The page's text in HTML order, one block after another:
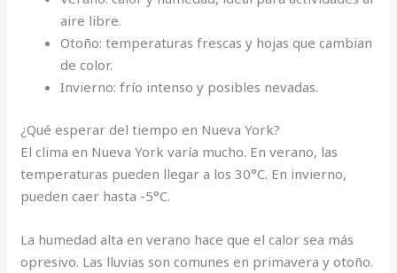
aire libre.
Otoño: temperaturas frescas y hojas que cambian
de color.
Invierno: frío intenso y posibles nevadas.
¿Qué esperar del tiempo en Nueva York?
El clima en Nueva York varía mucho. En verano, las
temperaturas pueden llegar a los 30°C. En invierno,
pueden caer hasta -5°C.
La humedad alta en verano hace que el calor sea más
opresivo. Las lluvias son comunes en primavera y otoño.